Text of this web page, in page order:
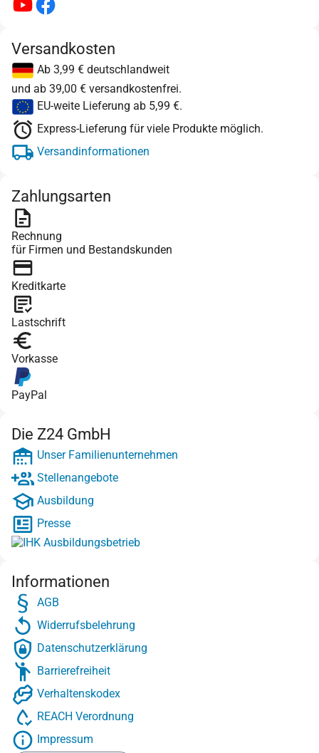
Versandkosten
Ab 3,99 € deutschlandweit
und ab 39,00 € versandkostenfrei.
EU-weite Lieferung ab 5,99 €.
Express-Lieferung für viele Produkte möglich.
Versandinformationen
Zahlungsarten
Rechnung
für Firmen und Bestandskunden
Kreditkarte
Lastschrift
Vorkasse
PayPal
Die Z24 GmbH
Unser Familienunternehmen
Stellenangebote
Ausbildung
Presse
Informationen
AGB
Widerrufsbelehrung
Datenschutzerklärung
Barrierefreiheit
Verhaltenskodex
REACH Verordnung
Impressum